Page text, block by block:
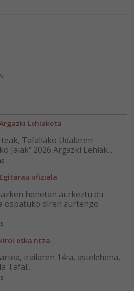
Lehiaketa
Tafallako Udalaren
Jaiak” 2026 Argazki Lehiak...
ofiziala
honetan aurkeztu du
ospatuko diren aurtengo
eskaintza
irailaren 14ra, astelehena,
Tafal...